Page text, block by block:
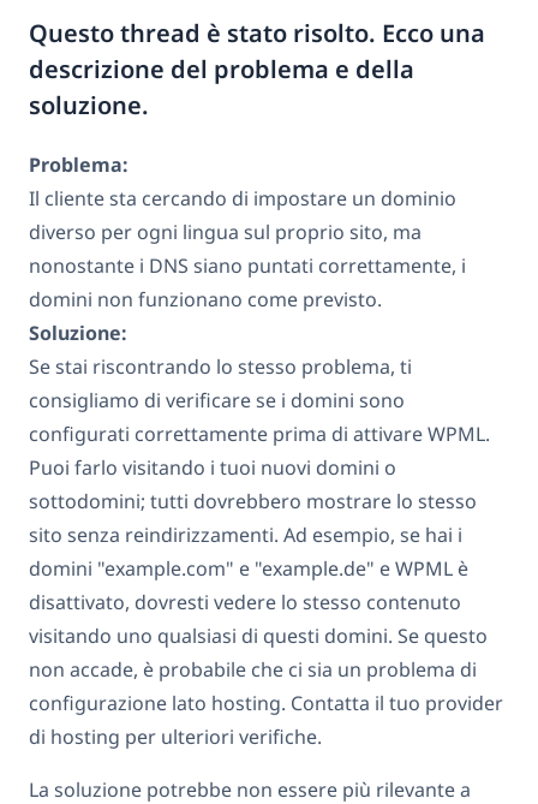
Questo thread è stato risolto. Ecco una
descrizione del problema e della
soluzione.
Problema:
Il cliente sta cercando di impostare un dominio
diverso per ogni lingua sul proprio sito, ma
nonostante i DNS siano puntati correttamente, i
domini non funzionano come previsto.
Soluzione:
Se stai riscontrando lo stesso problema, ti
consigliamo di verificare se i domini sono
configurati correttamente prima di attivare WPML.
Puoi farlo visitando i tuoi nuovi domini o
sottodomini; tutti dovrebbero mostrare lo stesso
sito senza reindirizzamenti. Ad esempio, se hai i
domini "example.com" e "example.de" e WPML è
disattivato, dovresti vedere lo stesso contenuto
visitando uno qualsiasi di questi domini. Se questo
non accade, è probabile che ci sia un problema di
configurazione lato hosting. Contatta il tuo provider
di hosting per ulteriori verifiche.
La soluzione potrebbe non essere più rilevante a